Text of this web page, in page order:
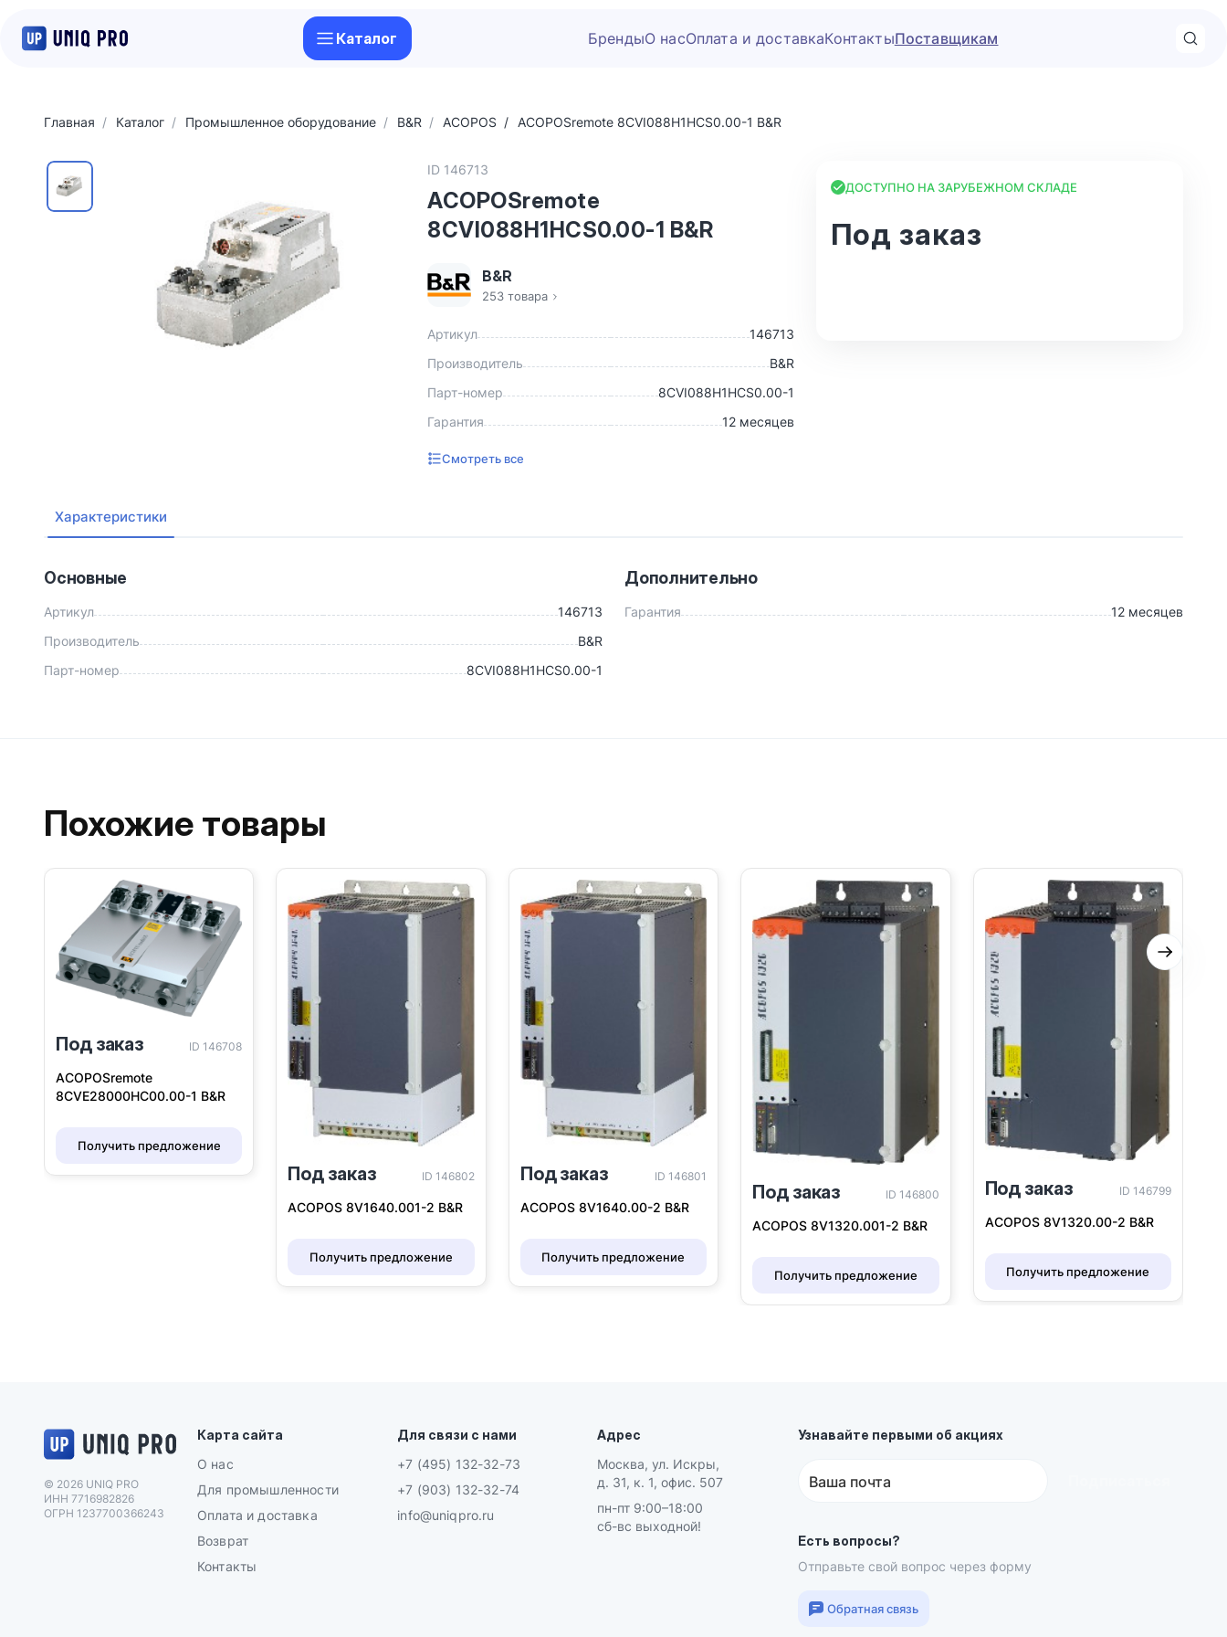
Каталог БрендыО насОплата и доставкаКонтактыПоставщикам
Главная Каталог Промышленное оборудование B&R ACOPOS ACOPOSremote 8CVI088H1HCS0.00-1 B&R
ID 146713
ACOPOSremote
8CVI088H1HCS0.00-1 B&R
B&R
253 товара
Артикул
146713
Производитель
B&R
Парт-номер
8CVI088H1HCS0.00-1
Гарантия
12 месяцев
Смотреть все
ДОСТУПНО НА ЗАРУБЕЖНОМ СКЛАДЕ
Под заказ
Характеристики
Основные
Артикул
146713
Производитель
B&R
Парт-номер
8CVI088H1HCS0.00-1
Дополнительно
Гарантия 12 месяцев
Похожие товары
Под заказ ID 146708
ACOPOSremote
8CVE28000HC00.00-1 B&R
Получить предложение
Под заказ ID 146802
ACOPOS 8V1640.001-2 B&R
Получить предложение
Под заказ ID 146801
ACOPOS 8V1640.00-2 B&R
Получить предложение
Под заказ ID 146800
ACOPOS 8V1320.001-2 B&R
Получить предложение
Под заказ ID 146799
ACOPOS 8V1320.00-2 B&R
Получить предложение
Логотип UNIQ PRO
© 2026 UNIQ PRO
ИНН 7716982826
ОГРН 1237700366243
Карта сайта
О нас
Для промышленности
Оплата и доставка
Возврат
Контакты
Для связи с нами
+7 (495) 132-32-73
+7 (903) 132-32-74
info@uniqpro.ru
Адрес
Москва, ул. Искры,
д. 31, к. 1, офис. 507
пн-пт 9:00–18:00
сб-вс выходной!
Узнавайте первыми об акциях
Ваша почта
Есть вопросы?
Отправьте свой вопрос через форму
Обратная связь